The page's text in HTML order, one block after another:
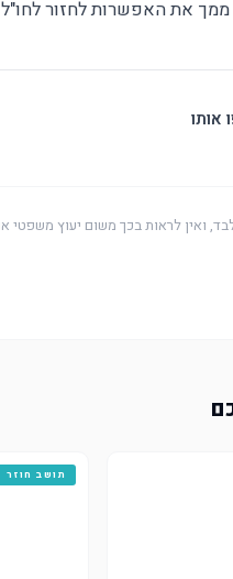
ממך את האפשרות לחזור
ואין לראות בכך משום יעוץ משפטי
תושב חוזר